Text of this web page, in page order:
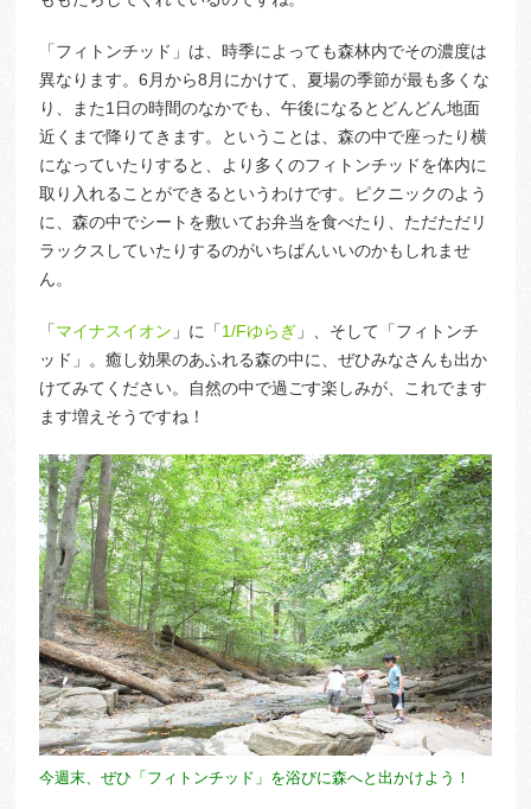
「フィトンチッド」は、時季によっても森林内でその濃度は
異なります。6月から8月にかけて、夏場の季節が最も多くな
り、また1日の時間のなかでも、午後になるとどんどん地面
近くまで降りてきます。ということは、森の中で座ったり横
になっていたりすると、より多くのフィトンチッドを体内に
取り入れることができるというわけです。ピクニックのよう
に、森の中でシートを敷いてお弁当を食べたり、ただただリ
ラックスしていたりするのがいちばんいいのかもしれませ
ん。
「マイナスイオン 」に「1/Fゆらぎ 」、そして「フィトンチ
ッド」。癒し効果のあふれる森の中に、ぜひみなさんも出か
けてみてください。自然の中で過ごす楽しみが、これでます
ます増えそうですね！
今週末、ぜひ「フィトンチッド」を浴びに森へと出かけよう！